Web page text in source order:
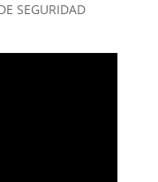
SEGURIDAD